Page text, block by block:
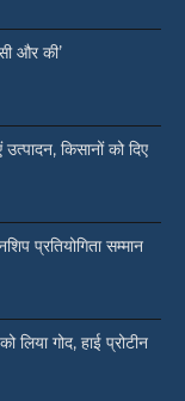
और की’
किसानों को दिए
प्रतियोगिता सम्मान
लिया गोद, हाई प्रोटीन